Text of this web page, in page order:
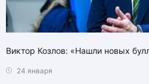
Виктор Козлов: «Нашли новых
24 января